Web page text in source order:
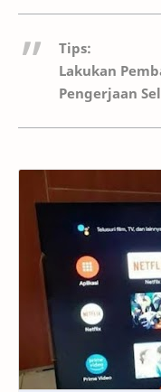
Tips:
Lakukan
Pengerjaan